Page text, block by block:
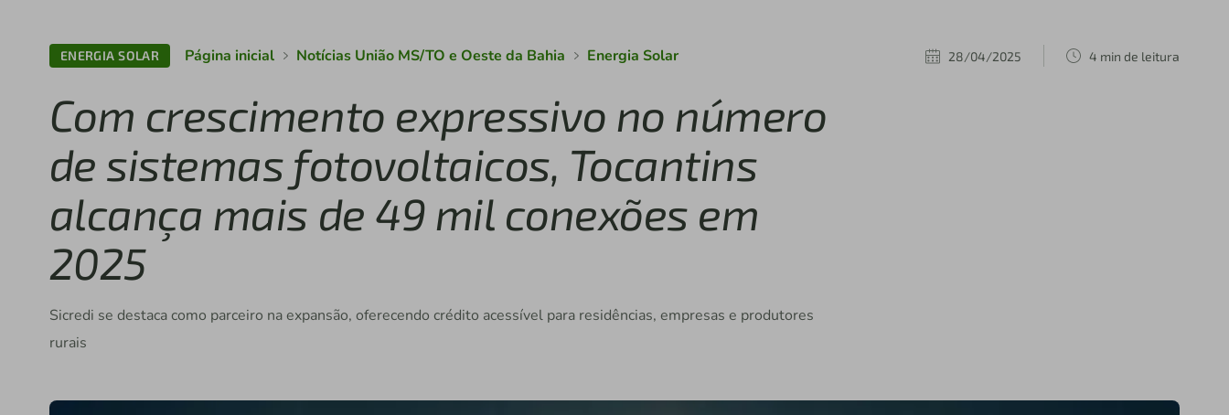
ENERGIA SOLAR Página inicial Notícias União MS/TO e Oeste da Bahia Energia Solar 28/04/2025 4 min de leitura
Com crescimento expressivo no número
de sistemas fotovoltaicos, Tocantins
alcança mais de 49 mil conexões em
2025
Sicredi se destaca como parceiro na expansão, oferecendo crédito acessível para residências, empresas e produtores
rurais